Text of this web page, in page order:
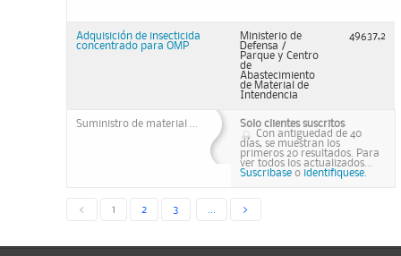
Adquisición de insecticida
concentrado para OMP
Ministerio de
Defensa /
Parque y Centro
de
Abastecimiento
de Material de
Intendencia
49637,2
Suministro de material ...
Solo clientes suscritos
Con antiguedad de 40
días, se muestran los
primeros 20 resultados. Para
ver todos los actualizados...
Suscribase o identifiquese.
< 1 2 3 >